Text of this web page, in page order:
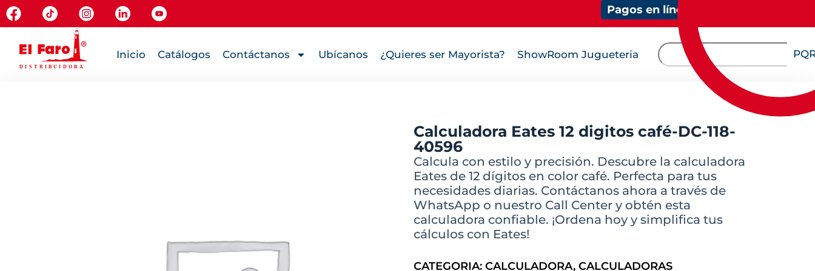
Pagos en línea
Inicio Catálogos Contáctanos Ubícanos ¿Quieres ser Mayorista? ShowRoom Jugueteria
Calculadora Eates 12 digitos café-DC-118-
40596
Calcula con estilo y precisión. Descubre la calculadora
Eates de 12 dígitos en color café. Perfecta para tus
necesidades diarias. Contáctanos ahora a través de
WhatsApp o nuestro Call Center y obtén esta
calculadora confiable. ¡Ordena hoy y simplifica tus
cálculos con Eates!
CATEGORIA: CALCULADORA, CALCULADORAS